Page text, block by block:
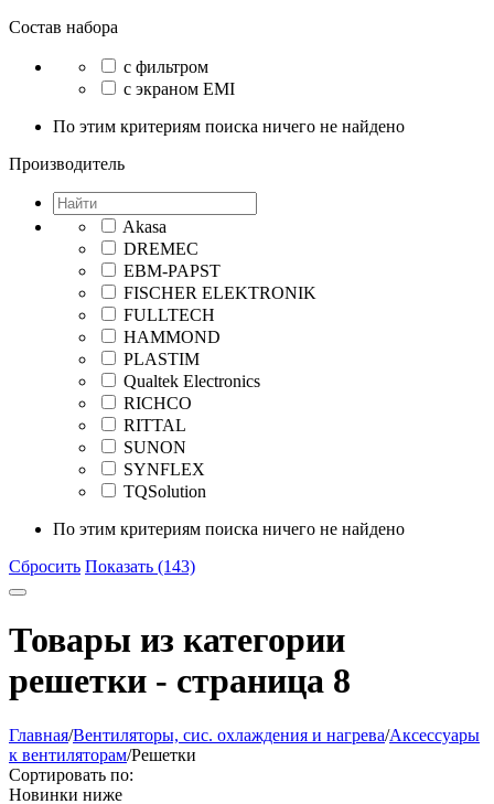
Состав набора
с фильтром
с экраном EMI
По этим критериям поиска ничего не найдено
Производитель
Akasa
DREMEC
EBM-PAPST
FISCHER ELEKTRONIK
FULLTECH
HAMMOND
PLASTIM
Qualtek Electronics
RICHCO
RITTAL
SUNON
SYNFLEX
TQSolution
По этим критериям поиска ничего не найдено
Сбросить Показать (143)
Товары из категории
решетки - страница 8
Главная/Вентиляторы, сис. охлаждения и нагрева/Аксессуары
к вентиляторам/Решетки
Сортировать по:
Новинки ниже